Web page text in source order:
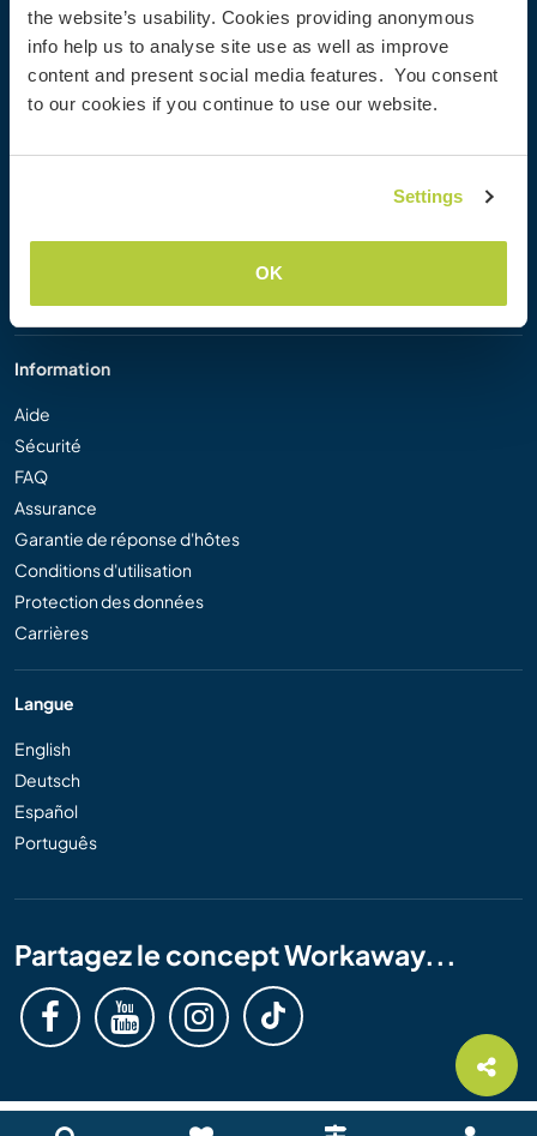
the website’s usability. Cookies providing anonymous
info help us to analyse site use as well as improve
content and present social media features. You consent
to our cookies if you continue to use our website.
Settings
OK
Workaway Blog
Galerie de photos Workaway
Information
Aide
Sécurité
FAQ
Assurance
Garantie de réponse d'hôtes
Conditions d'utilisation
Protection des données
Carrières
Langue
English
Deutsch
Español
Português
Partagez le concept Workaway...